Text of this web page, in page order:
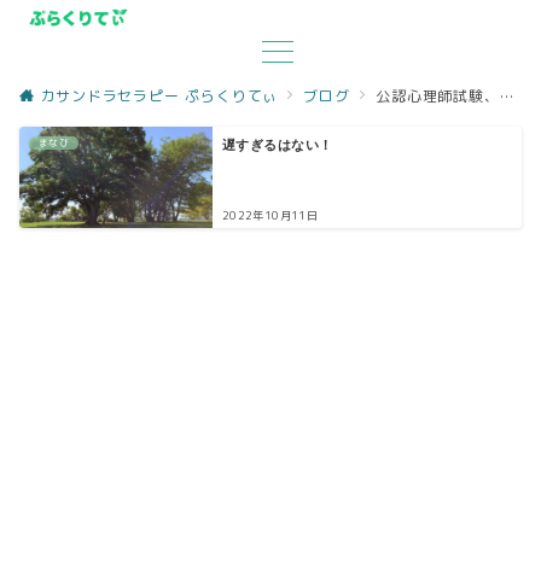
カサンドラセラピー ぷらくりてぃ ブログ 公認心理師試験、打ち上げ座談会、オンラインからリアル
まなび 遅すぎるはない！
2022年10月11日